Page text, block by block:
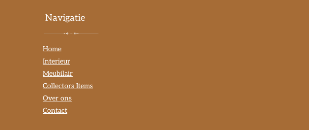
Navigatie
Home
Interieur
Meubilair
Collectors Items
Over ons
Contact